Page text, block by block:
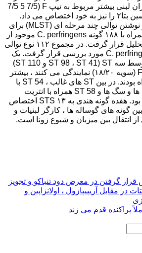
مقابل ، سویه های کارگران لبنی بیشتر مربوط به تیپ F (7/5 5 7/5
درصد) بودند که ژن توکسین بتا۲ را نیز به خود اختصاص می داد.
هفده سویه با استفاده از نوشتن توالی چند مرحله ای (MLST) برای
مطالعه رابطه ژنوتیپی همراه با ۱۸۸ گونه C. perfringens موجود از
داده های عمومی مورد تحلیل قرار گرفت. در مجموع ۱۱۲ نوع توالی
(STS) از ۲۰۵ گونه C. perfringens مورد بررسی قرار گرفت. یک
مجموعه کلونال (CC) توسط سه ST (ST 98 ، ST 41 و ST 110)
که به طور عمده از نوع F (سویه ۱۸/۲۰) نمایندگی می کنند ، بیشتر
با بیماریهای انسانی همراه بودند. در بین ST های غالب ، ST 54 با
موارد انتریتیت در پوسته ها و سگ ها و ST 58 همراه با انتریت
نکروتیک در طیور همراه بود. هفده گونه هندی به ۱۳ STS اختصاص
گونه های گوساله ها ، کارگر لبنیات و
انتقال بین میزبان و شیوع زونا است.
گرفتن در معرض دود تنباکو و تجویز
در مقابل آریپیپازول ، اولانزاپین و
پراکنده قدم می زند